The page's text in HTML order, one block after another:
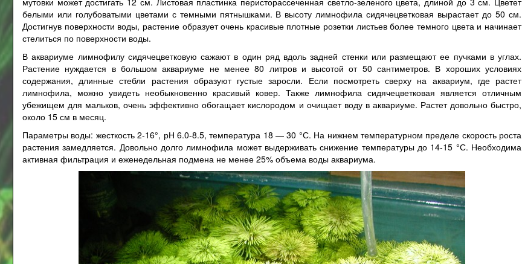
белыми или голубоватыми цветами с темными пятнышками. В высоту лимнофила сидячецветковая вырастает до 50 см.
Достигнув поверхности воды, растение образует очень красивые плотные розетки листьев более темного цвета и начинает
стелиться по поверхности воды.
В аквариуме лимнофилу сидячецветковую сажают в один ряд вдоль задней стенки или размещают ее пучками в углах.
Растение нуждается в большом аквариуме не менее 80 литров и высотой от 50 сантиметров. В хороших условиях
содержания, длинные стебли растения образуют густые заросли. Если посмотреть сверху на аквариум, где растет
лимнофила, можно увидеть необыкновенно красивый ковер. Также лимнофила сидячецветковая является отличным
убежищем для мальков, очень эффективно обогащает кислородом и очищает воду в аквариуме. Растет довольно быстро,
около 15 см в месяц.
Параметры воды: жесткость 2-16°, рН 6.0-8.5, температура 18 — 30 °С. На нижнем температурном пределе скорость роста
растения замедляется. Довольно долго лимнофила может выдерживать снижение температуры до 14-15 °С. Необходима
активная фильтрация и еженедельная подмена не менее 25% объема воды аквариума.